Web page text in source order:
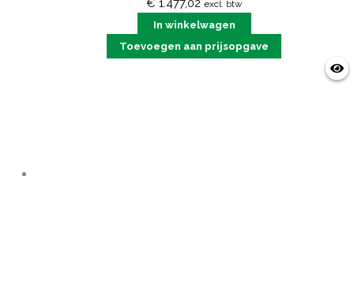
excl. btw
In winkelwagen
Toevoegen aan prijsopgave